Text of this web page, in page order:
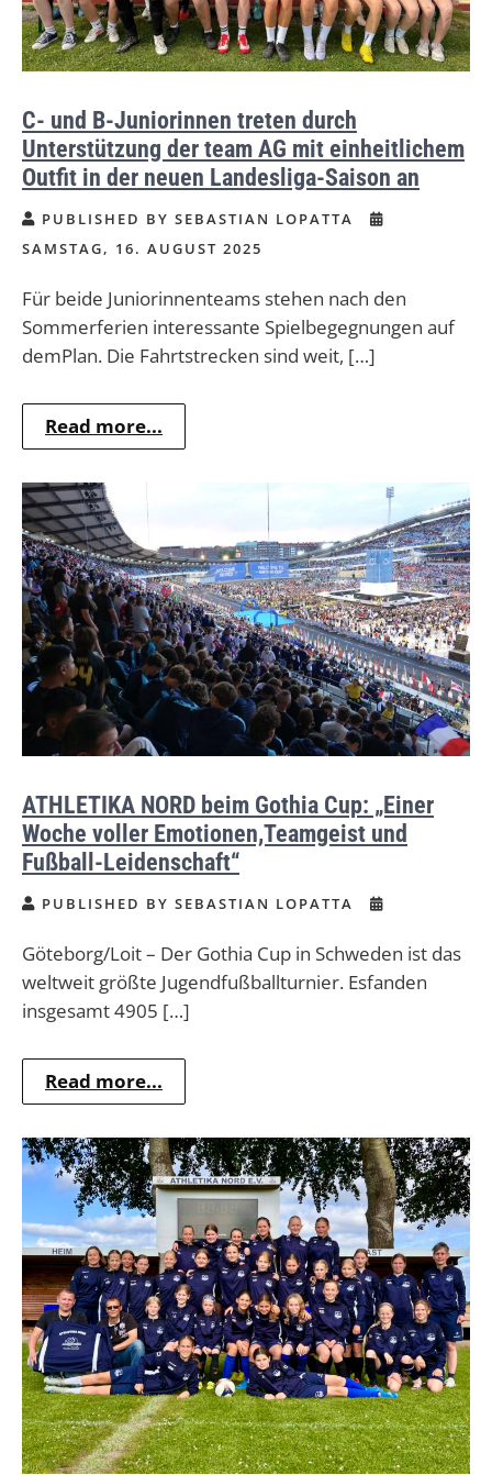
C- und B-Juniorinnen treten durch
Unterstützung der team AG mit einheitlichem
Outfit in der neuen Landesliga-Saison an
PUBLISHED BY SEBASTIAN LOPATTA
SAMSTAG, 16. AUGUST 2025
Für beide Juniorinnenteams stehen nach den
Sommerferien interessante Spielbegegnungen auf
demPlan. Die Fahrtstrecken sind weit, […]
Read more...
ATHLETIKA NORD beim Gothia Cup: „Einer
Woche voller Emotionen,Teamgeist und
Fußball-Leidenschaft“
PUBLISHED BY SEBASTIAN LOPATTA
Göteborg/Loit – Der Gothia Cup in Schweden ist das
weltweit größte Jugendfußballturnier. Esfanden
insgesamt 4905 […]
Read more...